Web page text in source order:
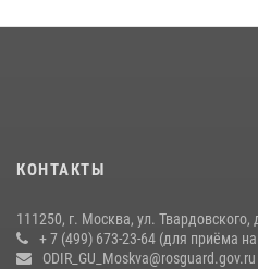
матче в Москве обеспечила
Росгвардецы проверили места
КОНТАКТЫ
111250, г. Москва, ул. Твардовского,
+ 7 (499) 673-23-64 (для приёма
ODIR_GU_Moskva@rosguard.gov.ru